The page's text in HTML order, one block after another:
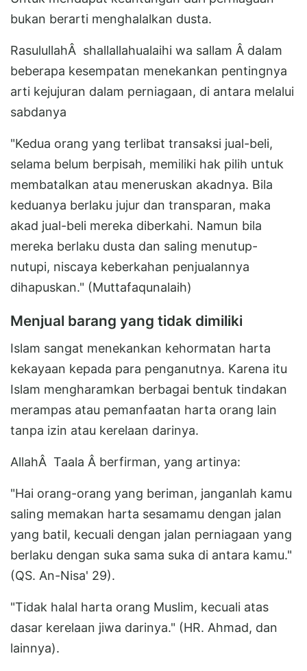
bukan berarti menghalalkan dusta.
RasulullahÂ shallallahualaihi wa sallam Â dalam
beberapa kesempatan menekankan pentingnya
arti kejujuran dalam perniagaan, di antara melalui
sabdanya
"Kedua orang yang terlibat transaksi jual-beli,
selama belum berpisah, memiliki hak pilih untuk
membatalkan atau meneruskan akadnya. Bila
keduanya berlaku jujur dan transparan, maka
akad jual-beli mereka diberkahi. Namun bila
mereka berlaku dusta dan saling menutup-
nutupi, niscaya keberkahan penjualannya
dihapuskan." (Muttafaqunalaih)
Menjual barang yang tidak dimiliki
Islam sangat menekankan kehormatan harta
kekayaan kepada para penganutnya. Karena itu
Islam mengharamkan berbagai bentuk tindakan
merampas atau pemanfaatan harta orang lain
tanpa izin atau kerelaan darinya.
AllahÂ Taala Â berfirman, yang artinya:
"Hai orang-orang yang beriman, janganlah kamu
saling memakan harta sesamamu dengan jalan
yang batil, kecuali dengan jalan perniagaan yang
berlaku dengan suka sama suka di antara kamu."
(QS. An-Nisa' 29).
"Tidak halal harta orang Muslim, kecuali atas
dasar kerelaan jiwa darinya." (HR. Ahmad, dan
lainnya).